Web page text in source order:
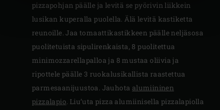
pizzapohjan päälle ja levitä se pyörivin liikkein
lusikan kuperalla puolella. Älä levitä kastiketta
reunoille. Jaa tomaattikastikkeen päälle neljäsosa
puolitetuista sipulirenkaista, 8 puolitettua
minimozzarellapalloa ja 8 mustaa oliivia ja
ripottele päälle 3 ruokalusikallista raastettua
parmesaanijuustoa. Jauhota alumiininen
pizzalapio. Liu’uta pizza alumiinisella pizzalapiolla